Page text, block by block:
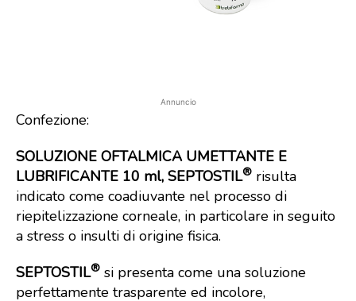
Annuncio
Confezione:
SOLUZIONE OFTALMICA UMETTANTE E
LUBRIFICANTE 10 ml, SEPTOSTIL® risulta
indicato come coadiuvante nel processo di
riepitelizzazione corneale, in particolare in seguito
a stress o insulti di origine fisica.
SEPTOSTIL® si presenta come una soluzione
perfettamente trasparente ed incolore,